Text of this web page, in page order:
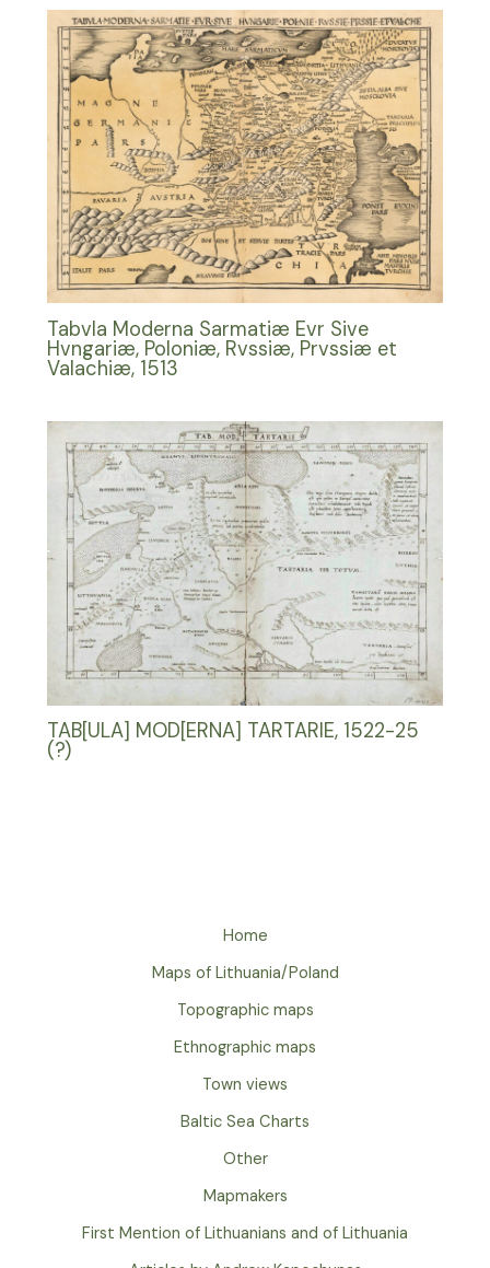
Tabvla Moderna Sarmatiæ Evr Sive
Hvngariæ, Poloniæ, Rvssiæ, Prvssiæ et
Valachiæ, 1513
TAB[ULA] MOD[ERNA] TARTARIE, 1522-25
(?)
Home
Maps of Lithuania/Poland
Topographic maps
Ethnographic maps
Town views
Baltic Sea Charts
Other
Mapmakers
First Mention of Lithuanians and of Lithuania